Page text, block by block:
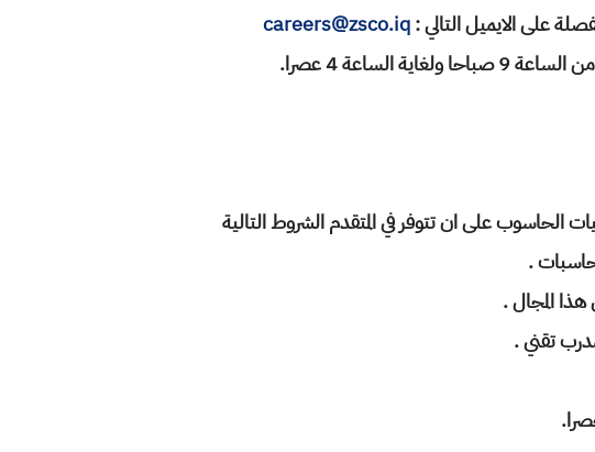
careers@zsco.iq
على ان تتوفر في المتقدم الشروط التالية